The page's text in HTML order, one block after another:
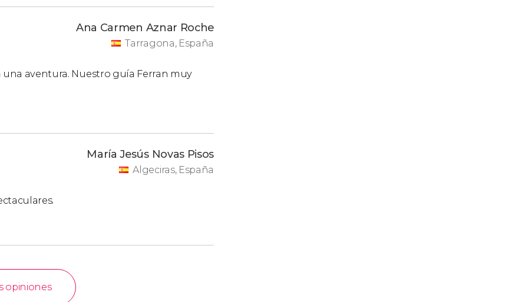
Ana Carmen Aznar Roche
Tarragona, España
una aventura. Nuestro guía Ferran muy
María Jesús Novas Pisos
Algeciras, España
opiniones